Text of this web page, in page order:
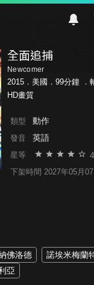
全面追捕
Newcomer
2015．美國．99分鐘 ．
HD畫質
類型 動作
發音 英語
星等 4
下架時間 2027年05月07
佛洛德
諾埃米梅蘭
亞